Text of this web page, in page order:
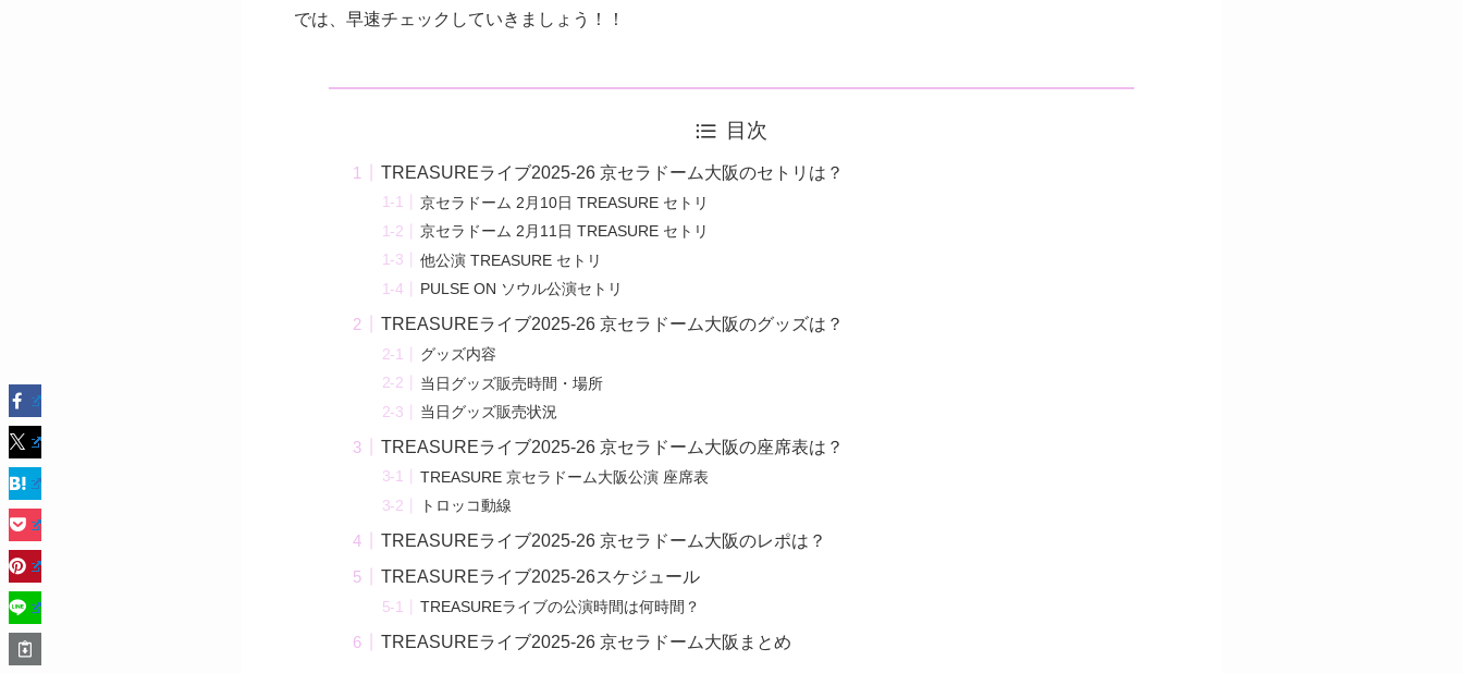
では、早速チェックしていきましょう！！
目次
TREASUREライブ2025-26 京セラドーム大阪のセトリは？
京セラドーム 2月10日 TREASURE セトリ
京セラドーム 2月11日 TREASURE セトリ
他公演 TREASURE セトリ
PULSE ON ソウル公演セトリ
TREASUREライブ2025-26 京セラドーム大阪のグッズは？
グッズ内容
当日グッズ販売時間・場所
当日グッズ販売状況
TREASUREライブ2025-26 京セラドーム大阪の座席表は？
TREASURE 京セラドーム大阪公演 座席表
トロッコ動線
TREASUREライブ2025-26 京セラドーム大阪のレポは？
TREASUREライブ2025-26スケジュール
TREASUREライブの公演時間は何時間？
TREASUREライブ2025-26 京セラドーム大阪まとめ